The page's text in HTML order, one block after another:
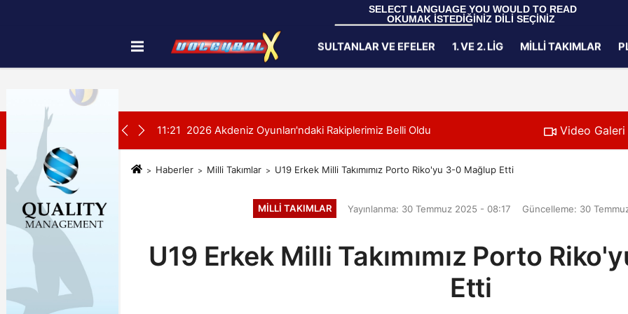
SELECT LANGUAGE YOU WOULD TO READ
OKUMAK İSTEDİĞİNİZ DİLİ SEÇİNİZ
İletişim Çerez Politikası
SULTANLAR VE EFELER 1. VE 2. LIG MILLI TAKIMLAR
SON DAKİKA:
Galibiyetle Başladı 11:21 2026 Akdeniz Oyunları'ndaki Rakiplerimiz Belli Oldu 11:24 Filenin
Video Galeri
Haberler Milli Takımlar U19 Erkek Milli Takımımız Porto Riko'yu 3-0 Mağlup Etti
MILLI TAKIMLAR Yayınlanma: 30 Temmuz 2025 - 08:17 Güncelleme: 30
U19 Erkek Milli Takımımız Porto
Etti